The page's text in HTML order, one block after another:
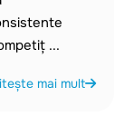
...
mai mult